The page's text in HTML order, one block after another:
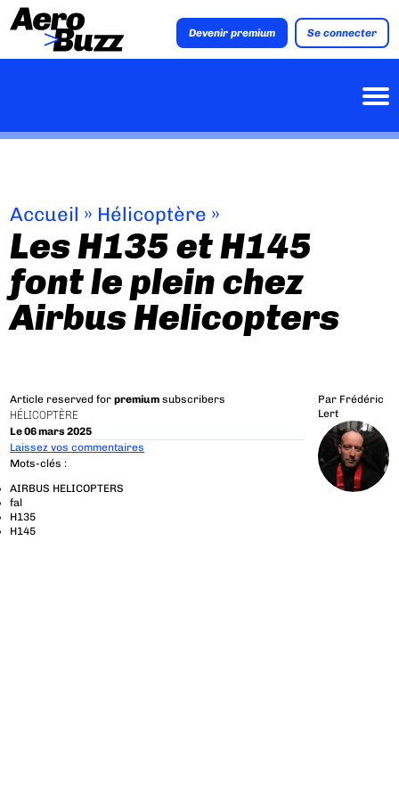
Devenir premium Se connecter
Accueil » Hélicoptère »
Les H135 et H145
font le plein chez
Airbus Helicopters
Article reserved forpremium subscribers
HÉLICOPTÈRE
Le 06 mars 2025
Par Frédéric
Lert
Laissez vos commentaires
Mots-clés :
AIRBUS HELICOPTERS
fal
H135
H145